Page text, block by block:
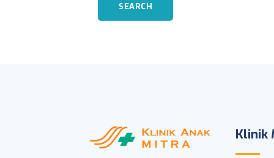
SEARCH
Klinik